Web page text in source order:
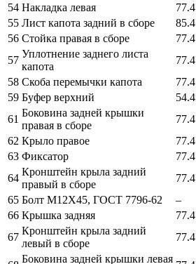
54 Накладка левая
55 Лист капота задний в сборе
56 Стойка правая в сборе
57
Уплотнение заднего листа
капота
58 Скоба перемычки капота
59 Буфер верхний
61
Боковина задней крышки
правая в сборе
62 Крыло правое
63 Фиксатор
64
Кронштейн крыла задний
правый в сборе
65 Болт М12Х45, ГОСТ 7796-62 –
66 Крышка задняя
67
Кронштейн крыла задний
левый в сборе
Боковина задней крышки левая